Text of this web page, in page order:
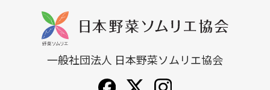
一般社団法人 日本野菜ソムリエ協会